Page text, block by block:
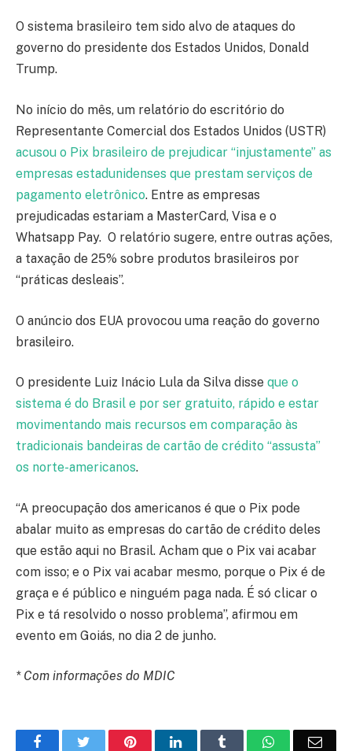
O sistema brasileiro tem sido alvo de ataques do
governo do presidente dos Estados Unidos, Donald
Trump.
No início do mês, um relatório do escritório do
Representante Comercial dos Estados Unidos (USTR)
acusou o Pix brasileiro de prejudicar “injustamente” as
empresas estadunidenses que prestam serviços de
pagamento eletrônico. Entre as empresas
prejudicadas estariam a MasterCard, Visa e o
Whatsapp Pay. O relatório sugere, entre outras ações,
a taxação de 25% sobre produtos brasileiros por
“práticas desleais”.
O anúncio dos EUA provocou uma reação do governo
brasileiro.
O presidente Luiz Inácio Lula da Silva disse que o
sistema é do Brasil e por ser gratuito, rápido e estar
movimentando mais recursos em comparação às
tradicionais bandeiras de cartão de crédito “assusta”
os norte-americanos.
“A preocupação dos americanos é que o Pix pode
abalar muito as empresas do cartão de crédito deles
que estão aqui no Brasil. Acham que o Pix vai acabar
com isso; e o Pix vai acabar mesmo, porque o Pix é de
graça e é público e ninguém paga nada. É só clicar o
Pix e tá resolvido o nosso problema”, afirmou em
evento em Goiás, no dia 2 de junho.
* Com informações do MDIC
FacebookTwitter PinterestLinkedIn Tumblr WhatsApp